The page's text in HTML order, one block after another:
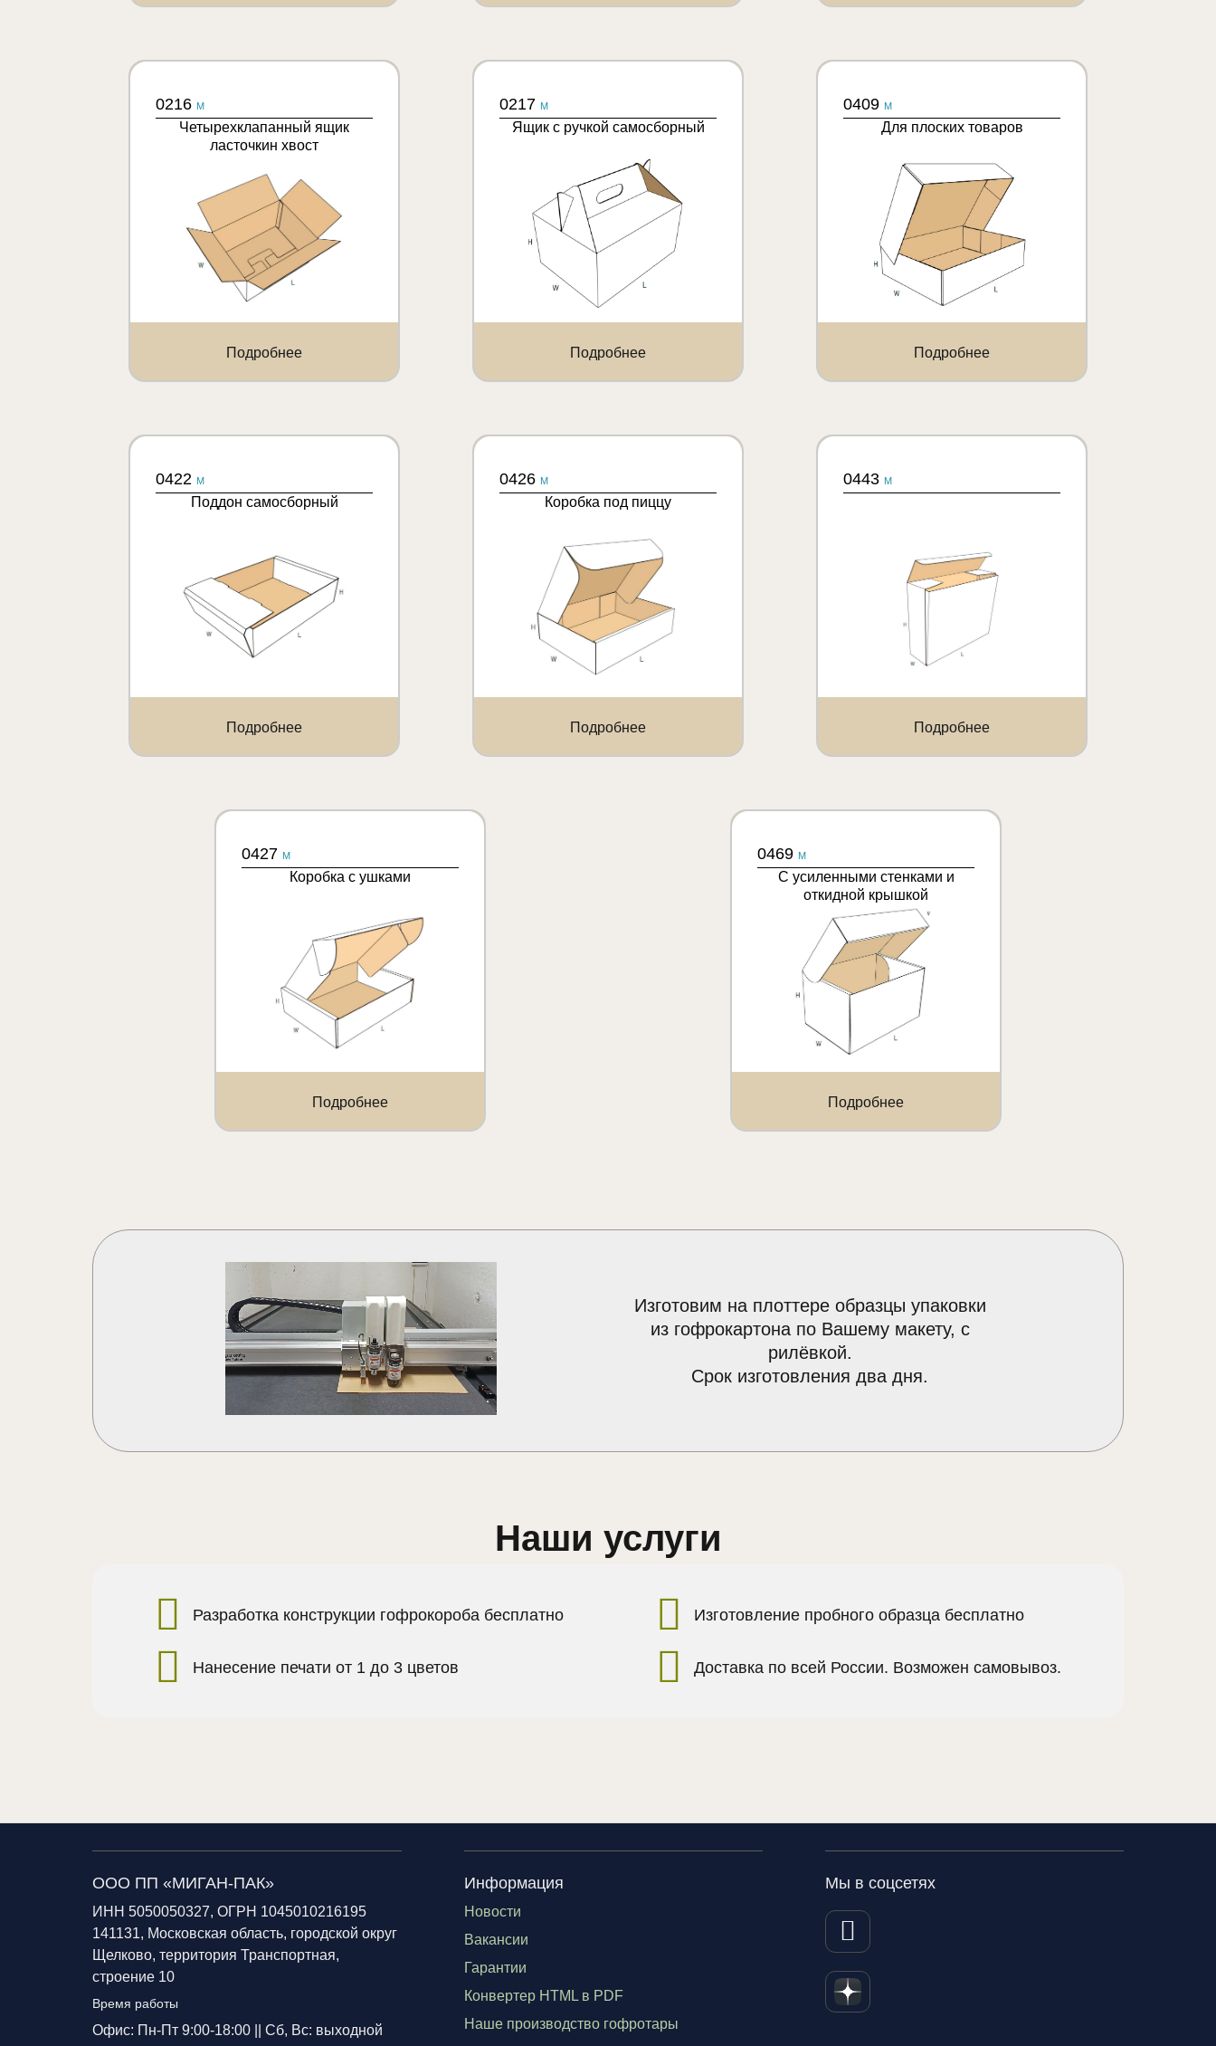
0216 M
Четырехклапанный ящик
ласточкин хвост
Подробнее
0217 M
Ящик с ручкой самосборный
Подробнее
0409 M
Для плоских товаров
Подробнее
0422 M
Поддон самосборный
Подробнее
0426 M
Коробка под пиццу
Подробнее
0443 M
Подробнее
0427 M
Коробка с ушками
Подробнее
0469 M
С усиленными стенками и
откидной крышкой
Подробнее
Изготовим на плоттере образцы упаковки
из гофрокартона по Вашему макету, с
рилёвкой.
Срок изготовления два дня.
Наши услуги
Разработка конструкции гофрокороба бесплатно
Нанесение печати от 1 до 3 цветов
Изготовление пробного образца бесплатно
Доставка по всей России. Возможен самовывоз.
ООО ПП «МИГАН-ПАК»
ИНН 5050050327, ОГРН 1045010216195
141131, Московская область, городской округ
Щелково, территория Транспортная,
строение 10
Время работы
Офис: Пн-Пт 9:00-18:00 || Сб, Вс: выходной
Информация
Новости
Вакансии
Гарантии
Конвертер HTML в PDF
Наше производство гофротары
Мы в соцсетях